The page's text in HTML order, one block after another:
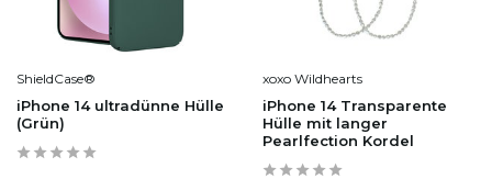
ShieldCase®
iPhone 14 ultradünne Hülle
(Grün)
xoxo Wildhearts
iPhone 14 Transparente
Hülle mit langer
Pearlfection Kordel